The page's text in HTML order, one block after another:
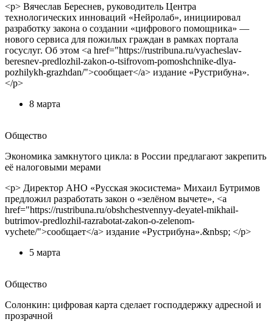
<p> Вячеслав Береснев, руководитель Центра
технологических инноваций «Нейролаб», инициировал
разработку закона о создании «цифрового помощника» —
нового сервиса для пожилых граждан в рамках портала
госуслуг. Об этом <a href="https://rustribuna.ru/vyacheslav-
beresnev-predlozhil-zakon-o-tsifrovom-pomoshchnike-dlya-
pozhilykh-grazhdan/">сообщает</a> издание «Рустрибуна».
</p>
8 марта
Общество
Экономика замкнутого цикла: в России предлагают закрепить
её налоговыми мерами
<p> Директор АНО «Русская экосистема» Михаил Бутримов
предложил разработать закон о «зелёном вычете», <a
href="https://rustribuna.ru/obshchestvennyy-deyatel-mikhail-
butrimov-predlozhil-razrabotat-zakon-o-zelenom-
vychete/">сообщает</a> издание «Рустрибуна».&nbsp; </p>
5 марта
Общество
Солонкин: цифровая карта сделает господдержку адресной и
прозрачной